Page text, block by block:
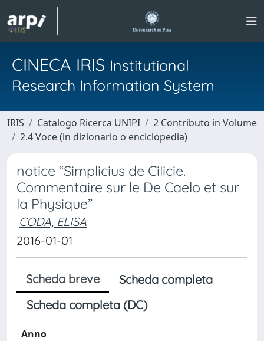
CINECA IRIS Institutional
Research Information System
IRIS Catalogo Ricerca UNIPI
2 Contributo in Volume
2.4 Voce (in dizionario o enciclopedia)
notice “Simplicius de Cilicie.
Commentaire sur le De Caelo et sur
la Physique”
CODA, ELISA
2016-01-01
Scheda breve
Scheda completa
Scheda completa (DC)
Anno